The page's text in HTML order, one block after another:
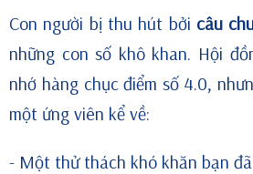
Con người bị thu hút bởi câu
những con số khô khan. Hội
nhớ hàng chục điểm số 4.0,
một ứng viên kể về:
- Một thử thách khó khăn bạn